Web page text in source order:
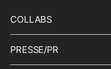
COLLABS
PRESSE/PR